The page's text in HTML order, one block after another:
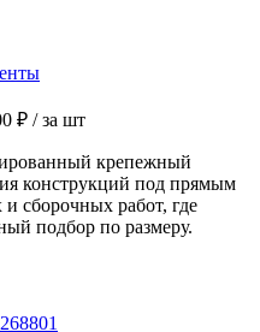
₽ / за шт
крепежный
конструкций под прямым
сборочных работ, где
подбор по размеру.